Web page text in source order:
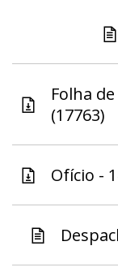
Folha
(17763)
Ofício -